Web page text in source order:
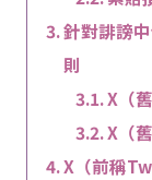
針對誹謗
則
X（
X（
X（前稱